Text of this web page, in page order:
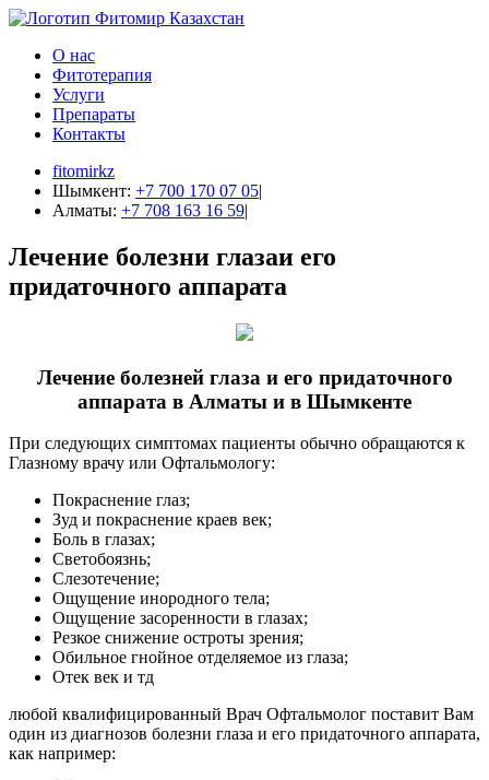
О нас
Фитотерапия
Услуги
Препараты
Контакты
fitomirkz
Шымкент: +7 700 170 07 05|
Алматы: +7 708 163 16 59|
Лечение болезни глазаи его
придаточного аппарата
Лечение болезней глаза и его придаточного
аппарата в Алматы и в Шымкенте
При следующих симптомах пациенты обычно обращаются к
Глазному врачу или Офтальмологу:
Покраснение глаз;
Зуд и покраснение краев век;
Боль в глазах;
Светобоязнь;
Слезотечение;
Ощущение инородного тела;
Ощущение засоренности в глазах;
Резкое снижение остроты зрения;
Обильное гнойное отделяемое из глаза;
Отек век и тд
любой квалифицированный Врач Офтальмолог поставит Вам
один из диагнозов болезни глаза и его придаточного аппарата,
как например: